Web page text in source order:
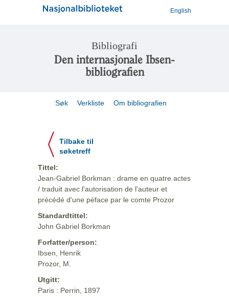
English
Bibliografi
Den internasjonale Ibsen-
bibliografien
Søk Verkliste Om bibliografien
Tilbake til
søketreff
Tittel:
Jean-Gabriel Borkman : drame en quatre actes
/ traduit avec l'autorisation de l'auteur et
précédé d'une péface par le comte Prozor
Standardtittel:
John Gabriel Borkman
Forfatter/person:
Ibsen, Henrik
Prozor, M.
Utgitt:
Paris : Perrin, 1897